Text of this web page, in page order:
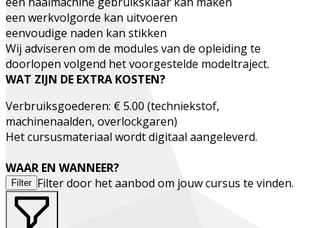
een werkvolgorde kan uitvoeren
eenvoudige naden kan stikken
Wij adviseren om de modules van de opleiding te
doorlopen volgend het voorgestelde modeltraject.
WAT ZIJN DE EXTRA KOSTEN?
Verbruiksgoederen: € 5.00 (techniekstof,
machinenaalden, overlockgaren)
Het cursusmateriaal wordt digitaal aangeleverd.
WAAR EN WANNEER?
Filter Filter door het aanbod om jouw cursus te vinden.